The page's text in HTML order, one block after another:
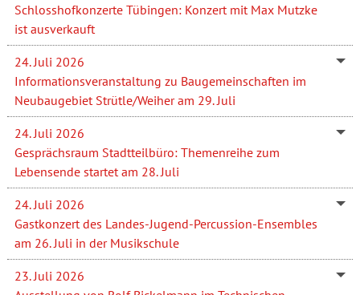
Schlosshofkonzerte Tübingen: Konzert mit Max Mutzke
ist ausverkauft
24. Juli 2026
Informationsveranstaltung zu Baugemeinschaften im
Neubaugebiet Strütle/Weiher am 29. Juli
24. Juli 2026
Gesprächsraum Stadtteilbüro: Themenreihe zum
Lebensende startet am 28. Juli
24. Juli 2026
Gastkonzert des Landes-Jugend-Percussion-Ensembles
am 26. Juli in der Musikschule
23. Juli 2026